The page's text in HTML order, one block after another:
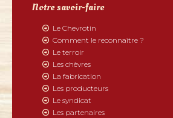
Notre savoir-faire
Le Chevrotin
Comment le reconnaître ?
Le terroir
Les chèvres
La fabrication
Les producteurs
Le syndicat
Les partenaires